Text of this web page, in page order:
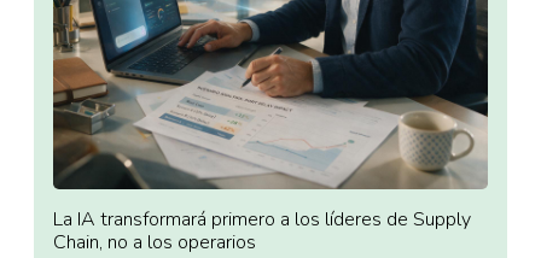
La IA transformará primero a los líderes de Supply
Chain, no a los operarios